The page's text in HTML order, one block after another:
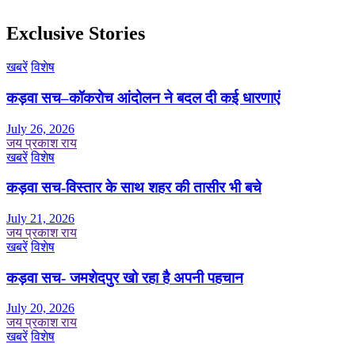
Exclusive Stories
खबरें विशेष
कड़वा सच–कॉकरोच आंदोलन ने बदल दी कई धारणाएं
July 26, 2026
जय प्रकाश राय
खबरें विशेष
कड़वा सच-विस्तार के साथ शहर की तासीर भी बचे
July 21, 2026
जय प्रकाश राय
खबरें विशेष
कड़वा सच- जमशेदपुर खो रहा है अपनी पहचान
July 20, 2026
जय प्रकाश राय
खबरें विशेष